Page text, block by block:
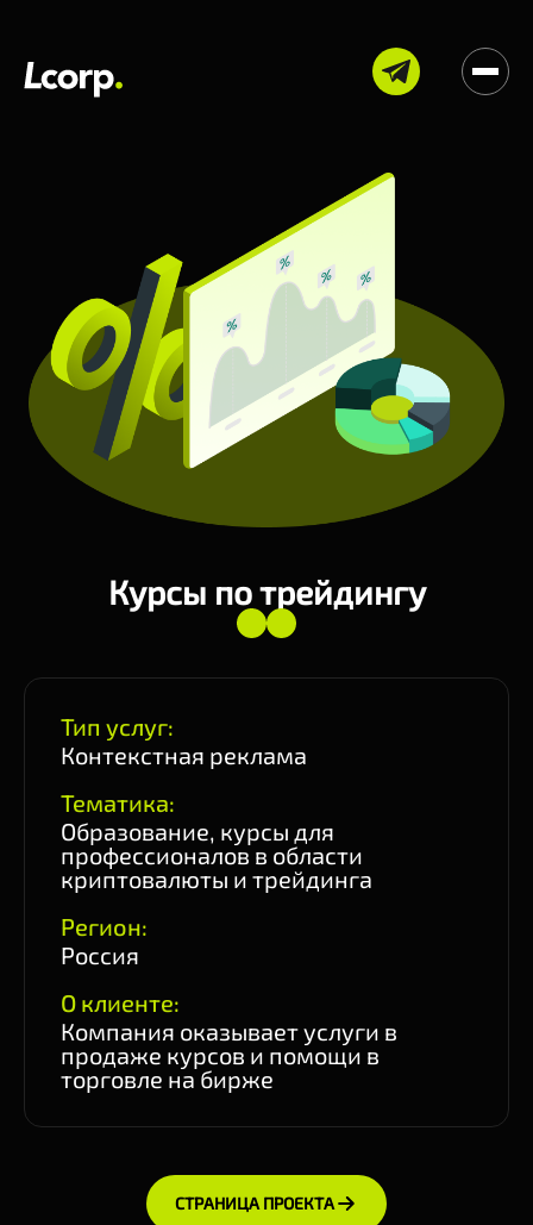
Курсы по трейдингу
Тип услуг:
Контекстная реклама
Тематика:
Образование, курсы для
профессионалов в области
криптовалюты и трейдинга
Регион:
Россия
О клиенте:
Компания оказывает услуги в
продаже курсов и помощи в
торговле на бирже
СТРАНИЦА ПРОЕКТА